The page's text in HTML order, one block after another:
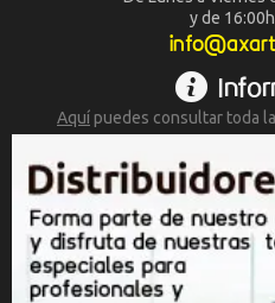
y de
Aquípuedes consultar toda la